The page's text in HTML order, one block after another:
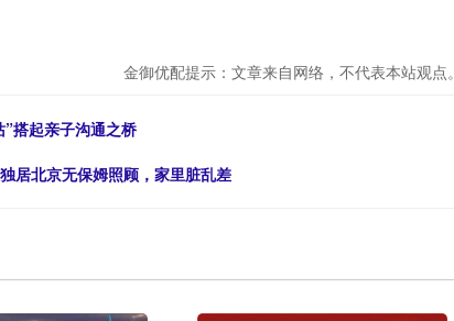
金御优配提示：文章来自网络，不代表本站观点。
搭起亲子沟通之桥
居北京无保姆照顾，家里脏乱差